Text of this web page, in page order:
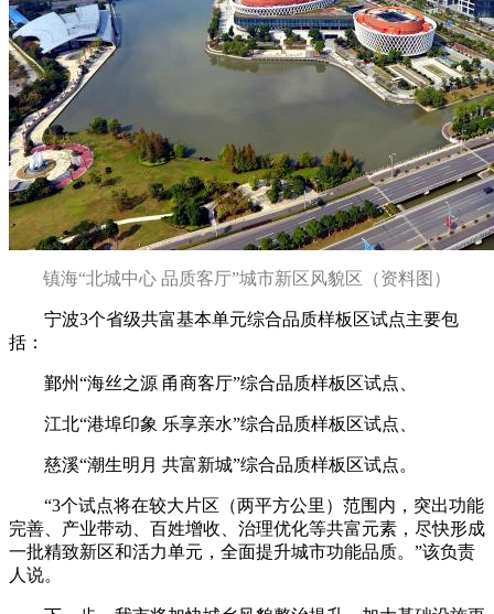
镇海“北城中心 品质客厅”城市新区风貌区（资料图）
宁波3个省级共富基本单元综合品质样板区试点主要包
括：
鄞州“海丝之源 甬商客厅”综合品质样板区试点、
江北“港埠印象 乐享亲水”综合品质样板区试点、
慈溪“潮生明月 共富新城”综合品质样板区试点。
“3个试点将在较大片区（两平方公里）范围内，突出功能
完善、产业带动、百姓增收、治理优化等共富元素，尽快形成
一批精致新区和活力单元，全面提升城市功能品质。”该负责
人说。